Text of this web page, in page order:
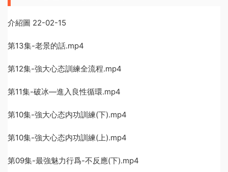
介紹圖 22-02-15
第13集-老景的話.mp4
第12集-強大心态訓練全流程.mp4
第11集-破冰—進入良性循環.mp4
第10集-強大心态内功訓練(下).mp4
第10集-強大心态内功訓練(上).mp4
第09集-最強魅力行爲-不反應(下).mp4